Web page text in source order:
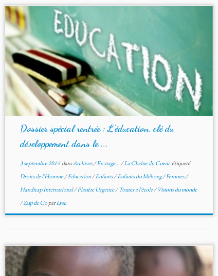
Dossier spécial rentrée : L’éducation, clé du
développement dans le ...
3 septembre 2014dansArchives/En stage.../La Chaîne du Coeur étiqueté
Droits de l'Homme/Education/Enfants/Enfants du Mékong/Femmes/
Handicap International/Planète Urgence/Toutes à l'école/Visions du monde
/Zup de CoparLyse.